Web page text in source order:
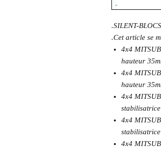
.SILENT-
.Cet article se
4x4
hauteur
4x4
hauteur
4x4
4x4
4x4